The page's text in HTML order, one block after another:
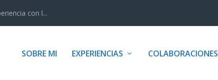
con l...
SOBRE MI EXPERIENCIAS COLABORACIONES